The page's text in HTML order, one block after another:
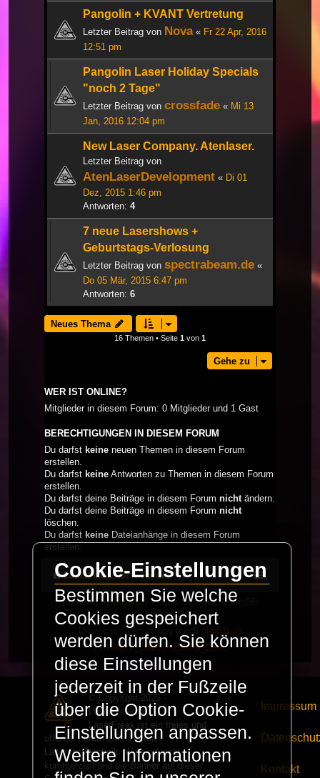
Pangolin + KVANT Vertretung
Letzter Beitrag von Nova« Fr 22 Apr, 2016
12:51 pm
Pangolin Laser Holiday Specials
"noch 2 Tage"
Letzter Beitrag von crossfade « Mi 13
Jan, 2016 12:04 pm
New Laser Company. Atenlaser.
Letzter Beitrag von
AtenLaserDevelopment « Di 01
Dez, 2015 1:46 pm
Antworten: 4
7 neue Lasershows +
Geburtstags-Verlosung
Letzter Beitrag von spectrabeam.de «
Do 05 Mär, 2015 6:47 pm
Antworten: 6
Neues Thema
16 Themen • Seite 1 von 1
Gehe zu
WER IST ONLINE?
Mitglieder in diesem Forum: 0 Mitglieder und 1 Gast
BERECHTIGUNGEN IN DIESEM FORUM
Du darfst keine neuen Themen in diesem Forum
erstellen.
Du darfst keine Antworten zu Themen in diesem Forum
erstellen.
Du darfst deine Beiträge in diesem Forum nichtändern.
Du darfst deine Beiträge in diesem Forum nicht
löschen.
Du darfst keine Dateianhänge in diesem Forum
erstellen.
LaserFreak.net Forum
Powered byphpBB ® Forum Software © phpBB
Limited
Deutsche Übersetzung durch phpBB.de
PRIVACY_LINK|TERMS_LINK
© Copyright 2025 -
LaserFreak.net
LaserFreak ist ein freies und
offenes Forum zum Thema
Lasershowtechnik. Wir sind nicht
kommerziell und die Banner auf dieser
Impressum
Kontakt
Cookie-Einstellungen
Bestimmen Sie welche
Cookies gespeichert
werden dürfen. Sie können
diese Einstellungen
jederzeit in der Fußzeile
über die Option Cookie-
Einstellungen anpassen.
Weitere Informationen